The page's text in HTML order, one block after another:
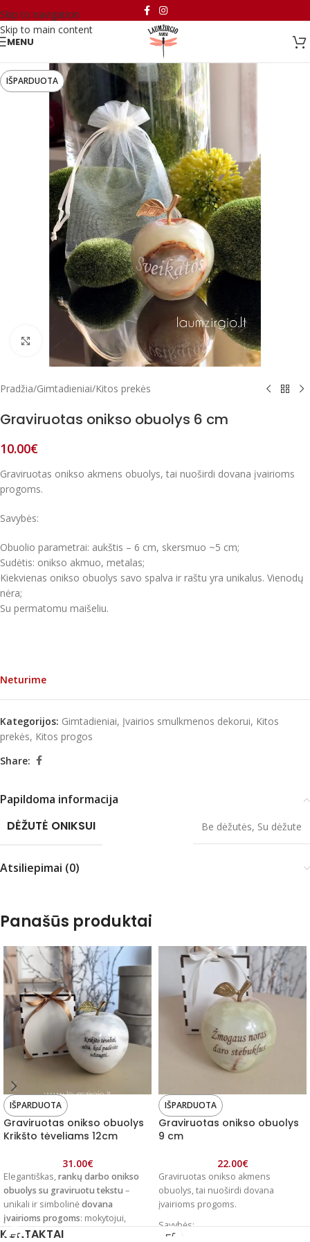
Skip to navigation
Skip to main content
MENU
IŠPARDUOTA
Paspausk, kad padidintum
Pradžia/Gimtadieniai/Kitos prekės
Graviruotas onikso obuolys 6 cm
10.00€
Graviruotas onikso akmens obuolys, tai nuoširdi dovana įvairioms
progoms.
Savybės:
Obuolio parametrai: aukštis – 6 cm, skersmuo ~5 cm;
Sudėtis: onikso akmuo, metalas;
Kiekvienas onikso obuolys savo spalva ir raštu yra unikalus. Vienodų
nėra;
Su permatomu maišeliu.
Neturime
Kategorijos: Gimtadieniai, Įvairios smulkmenos dekorui, Kitos
prekės, Kitos progos
Share:
Papildoma informacija
DĖŽUTĖ ONIKSUI Be dėžutės, Su dėžute
Atsiliepimai (0)
Panašūs produktai
IŠPARDUOTA
Graviruotas onikso obuolys
Krikšto tėveliams 12cm
31.00€
Elegantiškas,rankų darbo onikso
obuolys su graviruotu tekstu –
unikali ir simbolinėdovana
įvairioms progoms: mokytojui,
vadovui, kolegai, tėvams ar mylimam
IŠPARDUOTA
Graviruotas onikso obuolys
9 cm
22.00€
Graviruotas onikso akmens
obuolys, tai nuoširdi dovana
įvairioms progoms.
Savybės:
KONTAKTAI